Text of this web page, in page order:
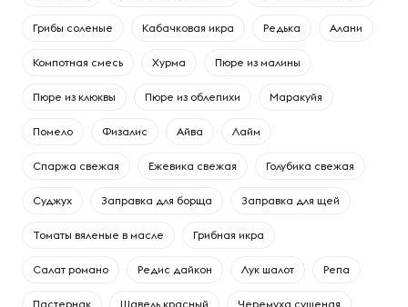
Грибы соленые Кабачковая икра Редька Алани
Компотная смесь Хурма Пюре из малины
Пюре из клюквы Пюре из облепихи Маракуйя
Помело Физалис Айва Лайм
Спаржа свежая Ежевика свежая Голубика свежая
Суджух Заправка для борща Заправка для щей
Томаты вяленые в масле Грибная икра
Салат романо Редис дайкон Лук шалот Репа
Пастернак Щавель красный Черемуха сушеная